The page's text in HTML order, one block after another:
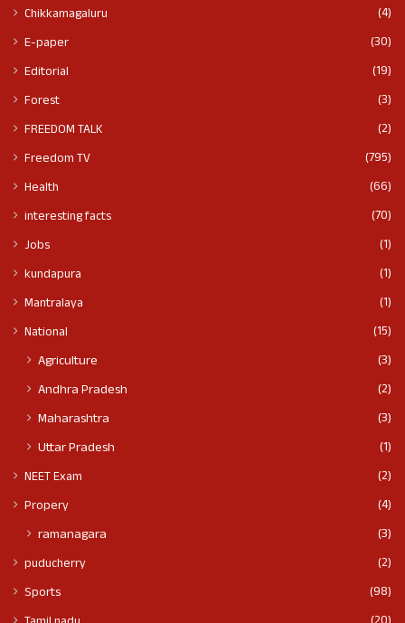
Chikkamagaluru
(4)
E-paper
(30)
Editorial
(19)
Forest
(3)
FREEDOM TALK
(2)
Freedom TV
(795)
Health
(66)
interesting facts
(70)
Jobs
(1)
kundapura
(1)
Mantralaya
(1)
National
(15)
Agriculture
(3)
Andhra Pradesh
(2)
Maharashtra
(3)
Uttar Pradesh
(1)
NEET Exam
(2)
Propery
(4)
ramanagara (3)
puducherry
(2)
Sports
(98)